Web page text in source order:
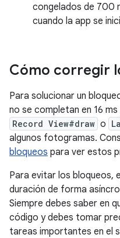
congelados de 700
cuando la app se
Cómo corregir
Para solucionar un
no se completan en 16
Record View#draw o
algunos fotogramas.
bloqueos para ver estos
Para evitar los bloqueos,
duración de forma
Siempre debes saber en
código y debes tomar
tareas importantes en el